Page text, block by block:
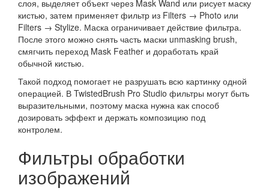
слоя, выделяет объект через Mask Wand или рисует маску
кистью, затем применяет фильтр из Filters → Photo или
Filters → Stylize. Маска ограничивает действие фильтра.
После этого можно снять часть маски unmasking brush,
смягчить переход Mask Feather и доработать край
обычной кистью.
Такой подход помогает не разрушать всю картинку одной
операцией. В TwistedBrush Pro Studio фильтры могут быть
выразительными, поэтому маска нужна как способ
дозировать эффект и держать композицию под
контролем.
Фильтры обработки
изображений